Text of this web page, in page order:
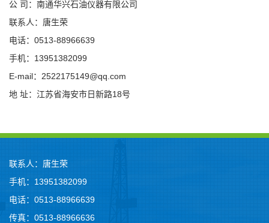
公 司：南通华兴石油仪器有限公司
联系人：唐生荣
电话：0513-88966639
手机：13951382099
E-mail：2522175149@qq.com
地 址：江苏省海安市日新路18号
联系人：唐生荣
手机：13951382099
电话：0513-88966639
传真：0513-88966636